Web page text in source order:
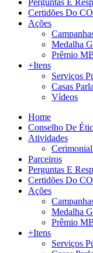
Perguntas E
Certidões Do
Ações
Medalha
Prêmio
+Itens
Serviços
Casas
Vídeos
Home
Conselho De
Atividades
Cerimonial
Parceiros
Perguntas E
Certidões Do
Ações
Medalha
Prêmio
+Itens
Serviços